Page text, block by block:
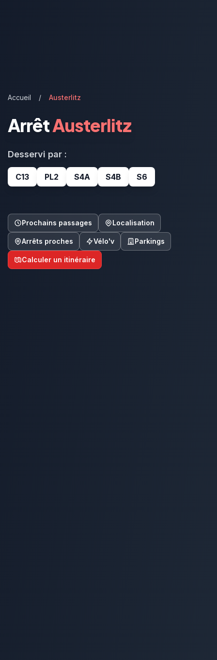
Accueil / Austerlitz
ArrêtAusterlitz
Desservi par :
C13 PL2 S4A S4B S6
Prochains passages Localisation
Arrêts proches Vélo'v Parkings
Calculer un itinéraire